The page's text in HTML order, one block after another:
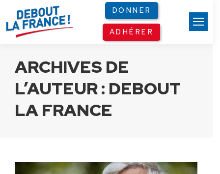
DONNER
ADHÉRER
ARCHIVES DE
L’AUTEUR : DEBOUT
LA FRANCE
Panneau de gestion des cookies